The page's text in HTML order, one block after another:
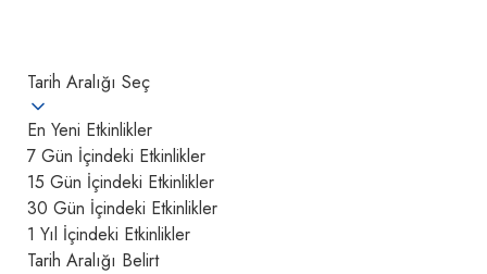
Tarih Aralığı Seç
En Yeni Etkinlikler
7 Gün İçindeki Etkinlikler
15 Gün İçindeki Etkinlikler
30 Gün İçindeki Etkinlikler
1 Yıl İçindeki Etkinlikler
Tarih Aralığı Belirt